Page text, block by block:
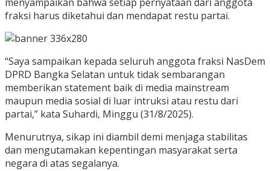
fraksi harus diketahui dan mendapat restu partai.
“Saya sampaikan kepada seluruh anggota fraksi NasDem
DPRD Bangka Selatan untuk tidak sembarangan
memberikan statement baik di media mainstream
maupun media sosial di luar intruksi atau restu dari
partai,” kata Suhardi, Minggu (31/8/2025).
Menurutnya, sikap ini diambil demi menjaga stabilitas
dan mengutamakan kepentingan masyarakat serta
negara di atas segalanya.